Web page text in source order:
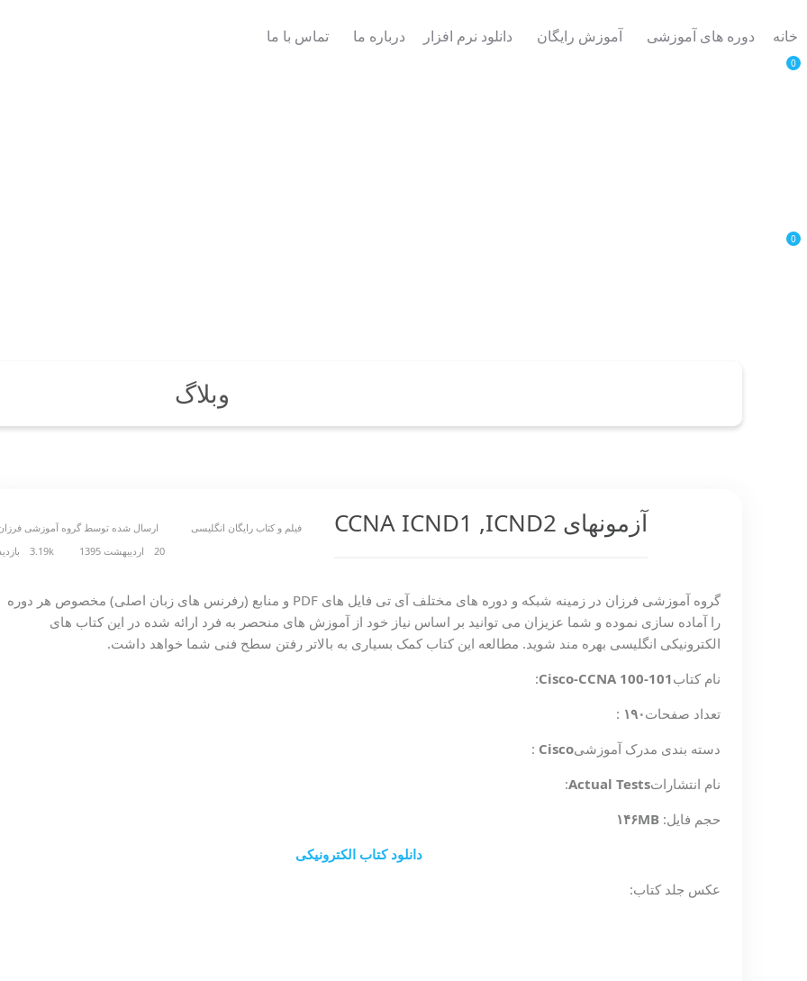
خانه دوره های آموزشی آموزش رایگان دانلود نرم افزار درباره ما تماس با ما
0
0
وبلاگ
آزمونهای CCNA ICND1 ,ICND2 فیلم و کتاب رایگان انگلیسی ارسال شده توسطگروه آموزشی
20 اردیبهشت 1395
3.19k بازدید
گروه آموزشی فرزان در زمینه شبکه و دوره های مختلف آی تی فایل های PDF و منابع )رفرنس های زبان اصلی) مخصوص هر دوره
را آماده سازی نموده و شما عزیزان می توانید بر اساس نیاز خود از آموزش های منحصر به فرد ارائه شده در این کتاب های
الکترونیکی انگلیسی بهره مند شوید. مطالعه این کتاب کمک بسیاری به بالاتر رفتن سطح فنی شما خواهد داشت.
نام کتابCisco-CCNA 100-101
:
تعداد صفحات۱۹۰ :
دسته بندی مدرک آموزشیCisco
:
نام انتشاراتActual Tests
:
حجم فایل: ۱۴۶MB
دانلود کتاب الکترونیکی
عکس جلد کتاب: